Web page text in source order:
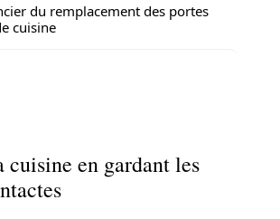
du remplacement des portes
cuisine
cuisine en gardant les